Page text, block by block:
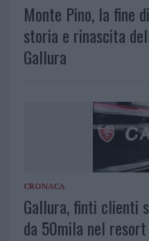
Monte Pino, la fine
storia e rinascita
Gallura
CRONACA
Gallura, finti clienti
da 50mila nel resort